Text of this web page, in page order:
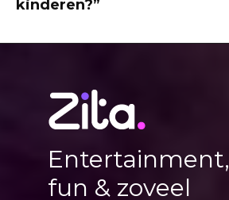
kinderen?”
Entertainment,
fun & zoveel